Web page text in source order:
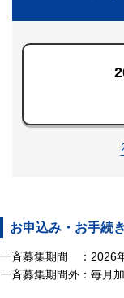
お申込み・お手続
一斉募集期間 ：2026
一斉募集期間外：毎月